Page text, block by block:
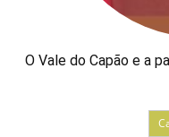
O Vale do Capão e a